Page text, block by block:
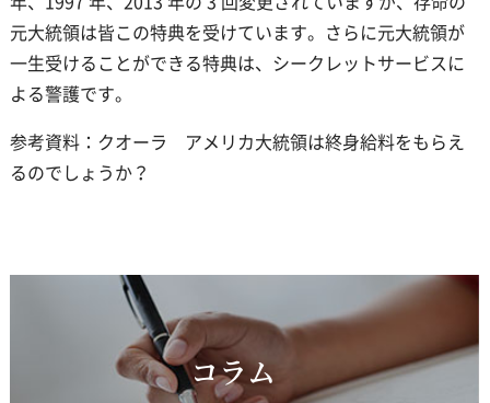
元大統領は皆この特典を受けています。さらに元大統領が
一生受けることができる特典は、シークレットサービスに
よる警護です。
参考資料：クオーラ アメリカ大統領は終身給料をもらえ
るのでしょうか？
コラム